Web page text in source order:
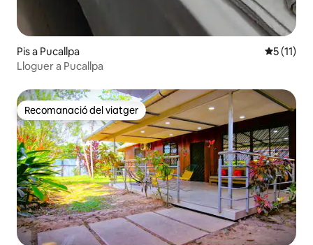
Pis a Pucallpa 5 de
5 (11)
Lloguer a Pucallpa
Recomanació del viatger
Recomanació del viatger